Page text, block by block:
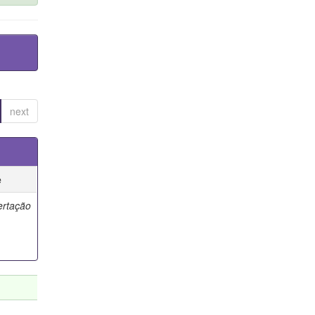
next